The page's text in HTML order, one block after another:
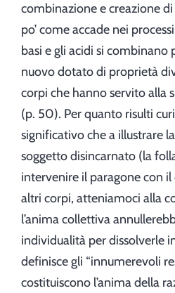
combinazione e creazione
po’ come accade nei
basi e gli acidi si
nuovo dotato di proprietà
corpi che hanno servito alla
(p. 50). Per quanto risulti
significativo che a illustrare
soggetto disincarnato (la
intervenire il paragone con
altri corpi, atteniamoci alla
l’anima collettiva
individualità per dissolverle
definisce gli “innumerevoli
costituiscono l’anima della